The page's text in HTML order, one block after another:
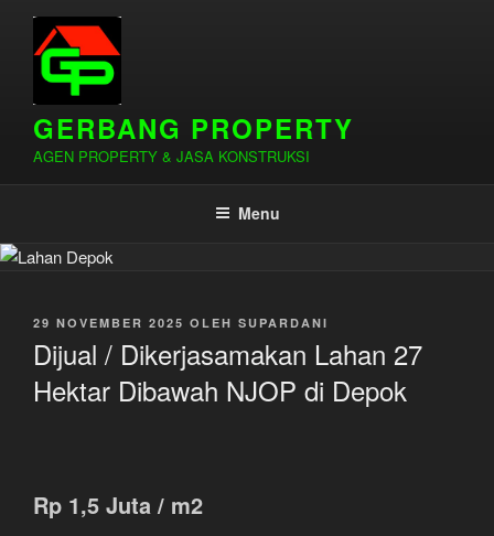
Lompat
konten
GERBANG PROPERTY
AGEN PROPERTY & JASA KONSTRUKSI
Menu
DIPOSKAN
29 NOVEMBER 2025 OLEH SUPARDANI
Dijual / Dikerjasamakan Lahan 27
Hektar Dibawah NJOP di Depok
Rp 1,5 Juta / m2